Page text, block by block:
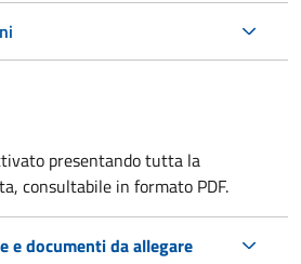
presentando tutta la
consultabile in formato PDF.
e documenti da allegare